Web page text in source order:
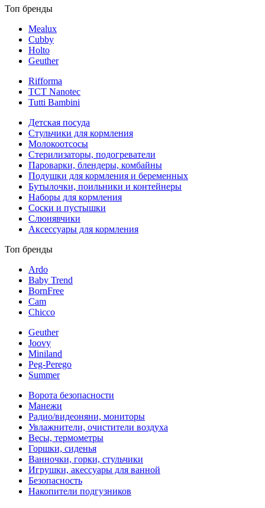
Топ бренды
Mealux
Cubby
Holto
Geuther
Rifforma
TCT Nanotec
Tutti Bambini
Детская посуда
Стульчики для кормления
Молокоотсосы
Стерилизаторы, подогреватели
Пароварки, блендеры, комбайны
Подушки для кормления и беременных
Бутылочки, поильники и контейнеры
Наборы для кормления
Соски и пустышки
Слюнявчики
Аксессуары для кормления
Топ бренды
Ardo
Baby Trend
BornFree
Cam
Chicco
Geuther
Joovy
Miniland
Peg-Perego
Summer
Ворота безопасности
Манежи
Радио/видеоняни, мониторы
Увлажнители, очистители воздуха
Весы, термометры
Горшки, сиденья
Ванночки, горки, стульчики
Игрушки, акессуары для ванной
Безопасность
Накопители подгузников